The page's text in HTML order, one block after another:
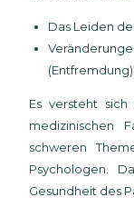
Das Leiden
(Entfremdung).
Es versteht
medizinischen
schweren
Psychologen.
Gesundheit des